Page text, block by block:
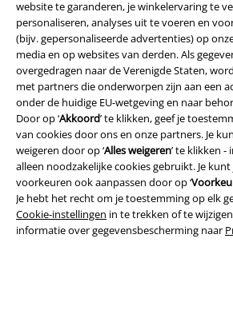
website te garanderen, je winkelervaring te
personaliseren, analyses uit te voeren en
(bijv. gepersonaliseerde advertenties) op
media en op websites van derden. Als
overgedragen naar de Verenigde Staten,
met partners die onderworpen zijn aan een
onder de huidige EU-wetgeving en naar
Door op ‘Akkoord’ te klikken, geef je
van cookies door ons en onze partners. Je
weigeren door op ‘Alles weigeren’ te klikken -
alleen noodzakelijke cookies gebruikt. Je
voorkeuren ook aanpassen door op ‘
Je hebt het recht om je toestemming op elk
Cookie-instellingen in te trekken of te
informatie over gegevensbescherming naar
Legal
Algemene Voorwaarden
Bedrijfsgegevens
Privacyverklaring